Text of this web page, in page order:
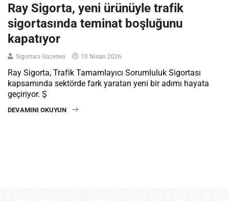
Ray Sigorta, yeni ürünüyle trafik
sigortasında teminat boşluğunu
kapatıyor
Sigortacı Gazetesi 10 Nisan 2026
Ray Sigorta, Trafik Tamamlayıcı Sorumluluk Sigortası
kapsamında sektörde fark yaratan yeni bir adımı hayata
geçiriyor. Ş
DEVAMINI OKUYUN